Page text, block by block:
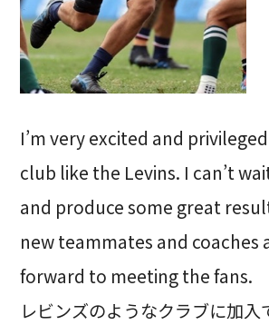
I’m very excited and
club like the Levins. I can’t
and produce some great
new teammates and coaches
forward to meeting the fans.
レビンズのようなクラブに加入